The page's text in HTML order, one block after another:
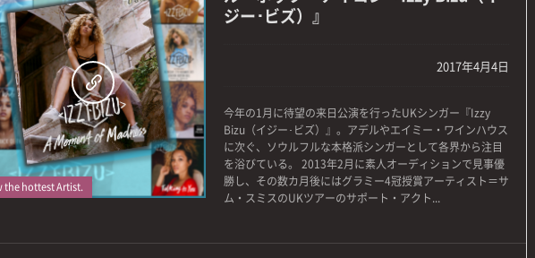
the hottest Artist.
0
ジー･ビズ）』
2017年4月4日
今年の1月に待望の来日公演を行ったUKシンガー『Izzy
Bizu（イジー･ビズ）』。アデルやエイミー・ワインハウス
に次ぐ、ソウルフルな本格派シンガーとして各界から注目
を浴びている。 2013年2月に素人オーディションで見事優
勝し、その数カ月後にはグラミー4冠授賞アーティスト＝サ
ム・スミスのUKツアーのサポート・アクト...